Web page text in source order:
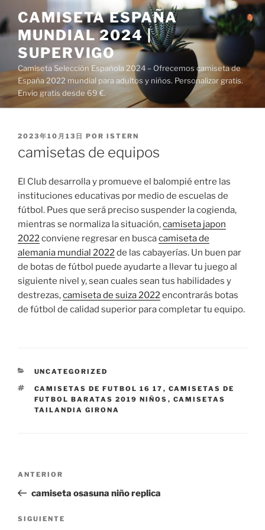
al
contenido
CAMISETA ESPAÑA
MUNDIAL 2024 |
SUPERVIGO
Camiseta Selección Española 2024 – Ofrecemos camiseta de
España 2022 mundial para adultos y niños. Personalizar gratis.
Envío gratis desde 69 €.
PUBLICADO
2023年10月13日 POR ISTERN
camisetas de equipos
El Club desarrolla y promueve el balompié entre las
instituciones educativas por medio de escuelas de
fútbol. Pues que será preciso suspender la cogienda,
mientras se normaliza la situación,camiseta japon
2022conviene regresar en buscacamiseta de
alemania mundial 2022de las cabayerías. Un buen par
de botas de fútbol puede ayudarte a llevar tu juego al
siguiente nivel y, sean cuales sean tus habilidades y
destrezas,camiseta de suiza 2022encontrarás botas
de fútbol de calidad superior para completar tu equipo.
CATEGORÍAS
UNCATEGORIZED
ETIQUETAS
CAMISETAS DE FUTBOL 16 17 , CAMISETAS DE
FUTBOL BARATAS 2019 NIÑOS , CAMISETAS
TAILANDIA GIRONA
entradas
Entrada
anterior:
ANTERIOR
camiseta osasuna niño replica
Siguiente
SIGUIENTE